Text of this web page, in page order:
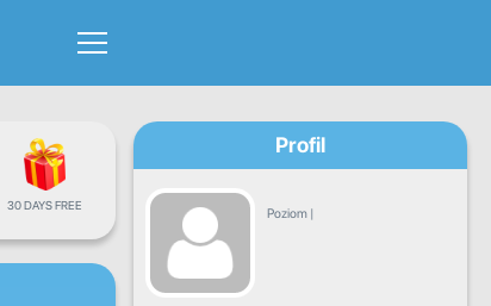
30 DAYS FREE
Profil
Poziom |